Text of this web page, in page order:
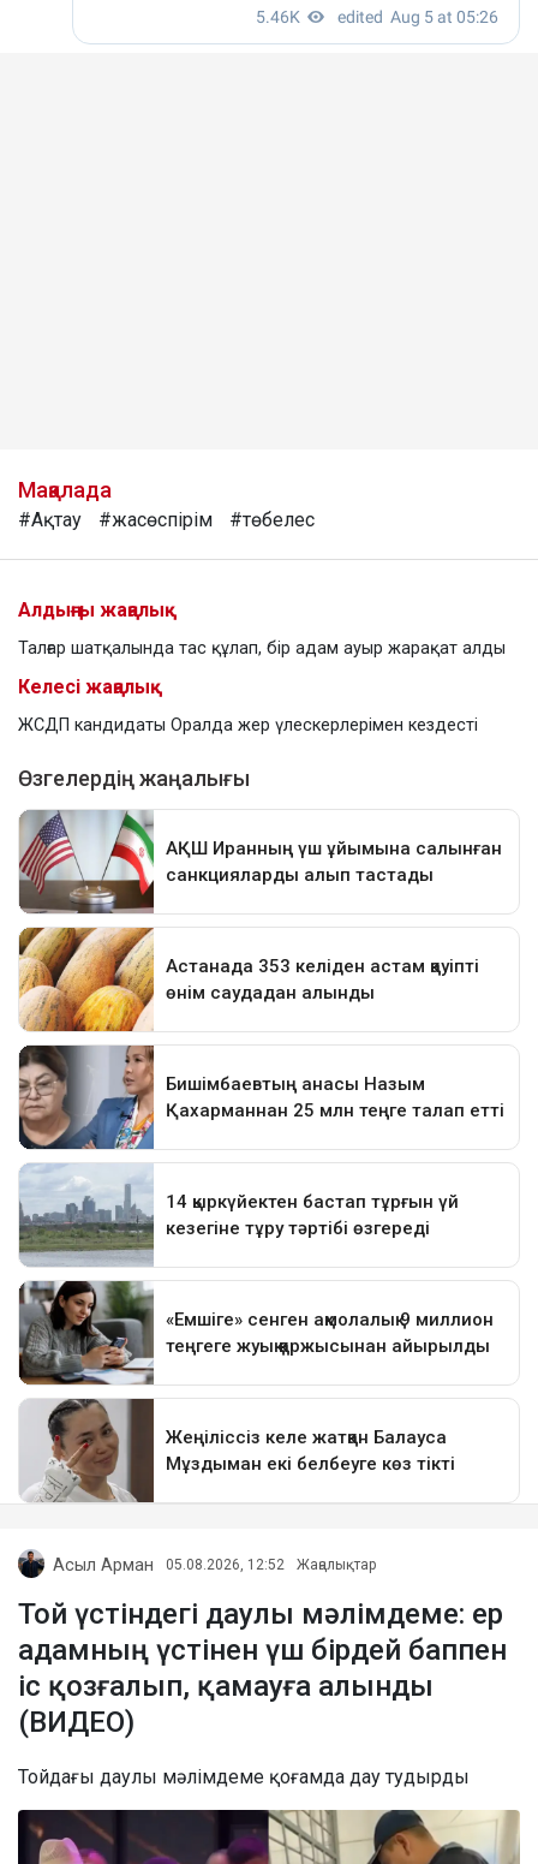
Мақалада
#Ақтау #жасөспірім #төбелес
Алдыңғы жаңалық
Талғар шатқалында тас құлап, бір адам ауыр жарақат алды
Келесі жаңалық
ЖСДП кандидаты Оралда жер үлескерлерімен кездесті
Асыл Арман 05.08.2026, 12:52 Жаңалықтар
Той үстіндегі даулы мәлімдеме: ер
адамның үстінен үш бірдей баппен
іс қозғалып, қамауға алынды
(ВИДЕО)
Тойдағы даулы мәлімдеме қоғамда дау тудырды